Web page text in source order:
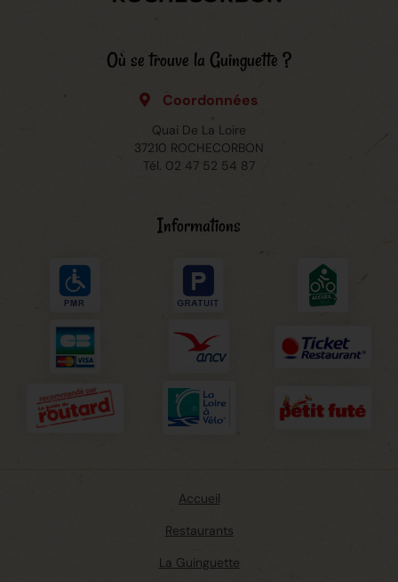
Accueil
Restaurants
La Guinguette
Où se trouve la Guinguette ?
Coordonnées
Quai De La Loire
37210 ROCHECORBON
Tél. 02 47 52 54 87
Informations